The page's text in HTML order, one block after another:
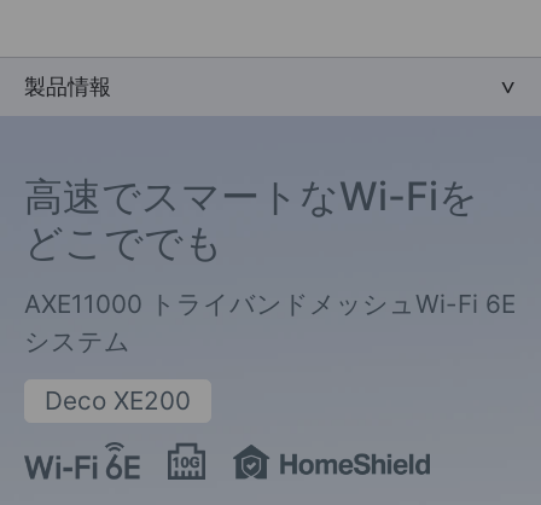
製品情報
高速でスマートなWi-Fiを
どこででも
AXE11000 トライバンドメッシュWi-Fi 6E
システム
Deco XE200